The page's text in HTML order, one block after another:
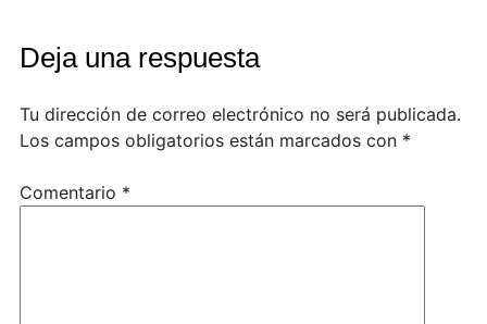
Deja una respuesta
Tu dirección de correo electrónico no será publicada.
Los campos obligatorios están marcados con *
Comentario *